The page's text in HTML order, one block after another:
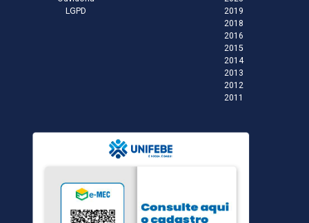
LGPD
2019
2018
2016
2015
2014
2013
2012
2011